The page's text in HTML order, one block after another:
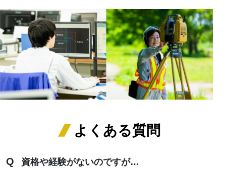
よくある質問
Q 資格や経験がないのですが…